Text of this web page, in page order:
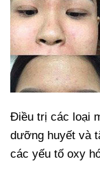
Điều trị các loại
dưỡng huyết và
các yếu tố oxy